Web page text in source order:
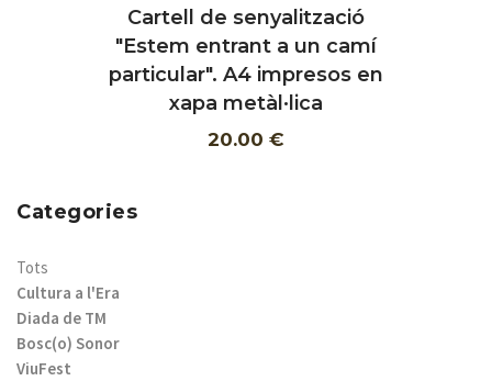
AFEGIR
Cartell de senyalització
"Estem entrant a un camí
particular". A4 impresos en
xapa metàl·lica
20.00 €
Categories
Tots
Cultura a l'Era
Diada de TM
Bosc(o) Sonor
ViuFest